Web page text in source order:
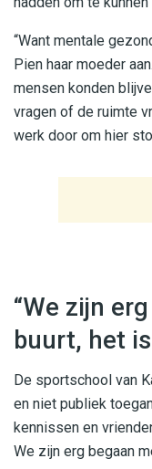
“Want mentale
Pien haar moeder
mensen konden
vragen of de ruimte
werk door om hier
“We zijn
buurt, het
De sportschool van
en niet publiek
kennissen en
We zijn erg begaan